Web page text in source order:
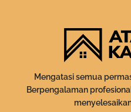
Mengatasi semua
Berpengalaman